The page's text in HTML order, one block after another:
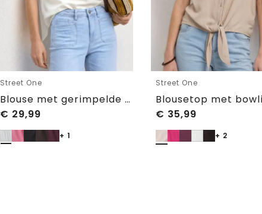
Street One
Blouse met gerimpelde ronde hals
€ 29,99
+ 1
Street One
€ 35,99
+ 2